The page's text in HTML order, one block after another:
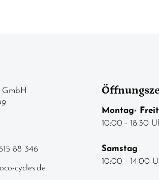
GmbH
88 346
cycles.de
Montag-
10:00 - 18:30
Samstag
10:00 - 14:00